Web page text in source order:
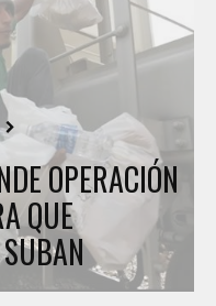
OPERACIÓN
QUE